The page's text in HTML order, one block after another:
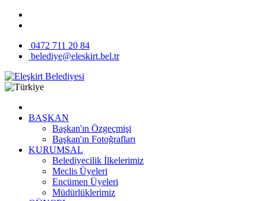
0472 711 20 84
belediye@eleskirt.bel.tr
BAŞKAN
Başkan'ın Özgeçmişi
Başkan'ın Fotoğrafları
KURUMSAL
Belediyecilik İlkelerimiz
Meclis Üyeleri
Encümen Üyeleri
Müdürlüklerimiz